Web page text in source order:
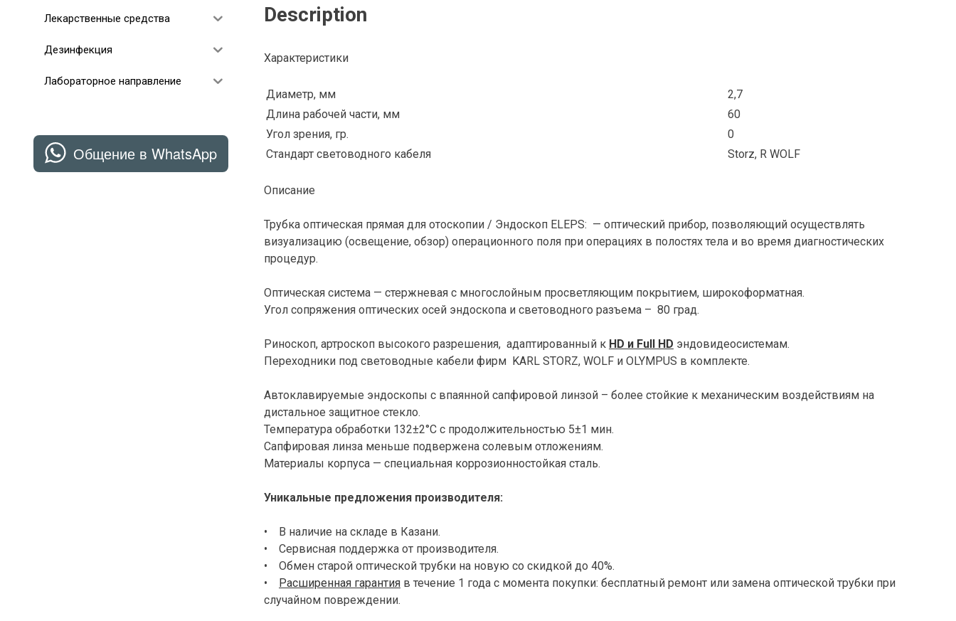
Description
Характеристики
Диаметр, мм
2,7
Длина рабочей части, мм
60
Угол зрения, гр.
0
Стандарт световодного кабеля
Storz, R WOLF
Описание
Трубка оптическая прямая для отоскопии / Эндоскоп ELEPS: — оптический прибор, позволяющий осуществлять
визуализацию (освещение, обзор) операционного поля при операциях в полостях тела и во время диагностических
процедур.
Оптическая система — стержневая с многослойным просветляющим покрытием, широкоформатная.
Угол сопряжения оптических осей эндоскопа и световодного разъема – 80 град.
Риноскоп, артроскоп высокого разрешения, адаптированный к HD и Full HD эндовидеосистемам.
Переходники под световодные кабели фирм KARL STORZ, WOLF и OLYMPUS в комплекте.
Автоклавируемые эндоскопы с впаянной сапфировой линзой – более стойкие к механическим воздействиям на
дистальное защитное стекло.
Температура обработки 132±2°С с продолжительностью 5±1 мин.
Сапфировая линза меньше подвержена солевым отложениям.
Материалы корпуса — специальная коррозионностойкая сталь.
Уникальные предложения производителя:
• В наличие на складе в Казани.
• Сервисная поддержка от производителя.
• Обмен старой оптической трубки на новую со скидкой до 40%.
• Расширенная гарантия в течение 1 года с момента покупки: бесплатный ремонт или замена оптической трубки при
случайном повреждении.
Лекарственные средства
Дезинфекция
Лабораторное направление
Общение в WhatsApp